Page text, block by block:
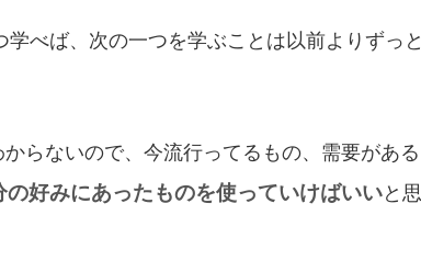
べば、次の一つを学ぶことは以前よりずっと
らないので、今流行ってるもの、需要がある
の好みにあったものを使っていけばいいと思